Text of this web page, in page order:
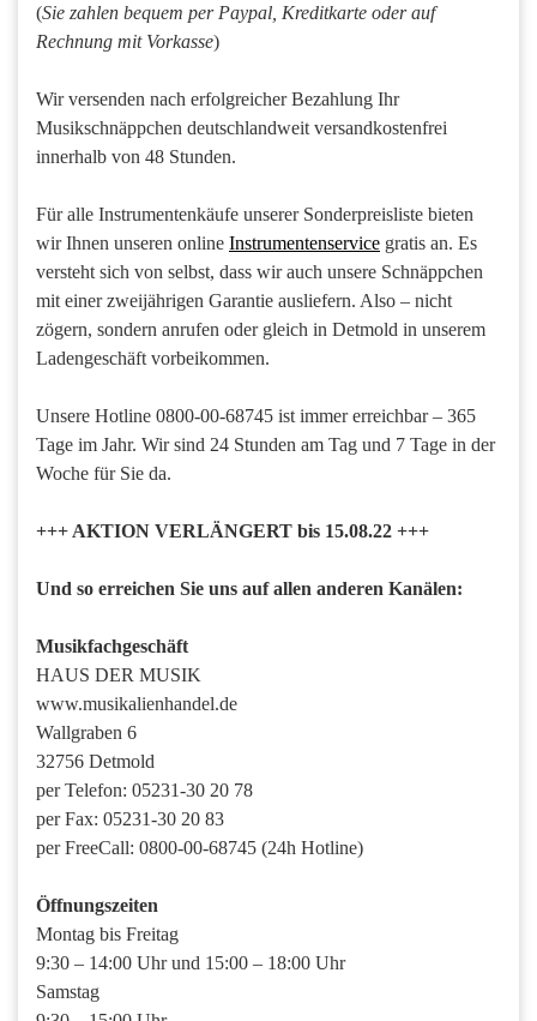
(Sie zahlen bequem per Paypal, Kreditkarte oder auf
Rechnung mit Vorkasse)
Wir versenden nach erfolgreicher Bezahlung Ihr
Musikschnäppchen deutschlandweit versandkostenfrei
innerhalb von 48 Stunden.
Für alle Instrumentenkäufe unserer Sonderpreisliste bieten
wir Ihnen unseren online Instrumentenservice gratis an. Es
versteht sich von selbst, dass wir auch unsere Schnäppchen
mit einer zweijährigen Garantie ausliefern. Also – nicht
zögern, sondern anrufen oder gleich in Detmold in unserem
Ladengeschäft vorbeikommen.
Unsere Hotline 0800-00-68745 ist immer erreichbar – 365
Tage im Jahr. Wir sind 24 Stunden am Tag und 7 Tage in der
Woche für Sie da.
+++ AKTION VERLÄNGERT bis 15.08.22 +++
Und so erreichen Sie uns auf allen anderen Kanälen:
Musikfachgeschäft
HAUS DER MUSIK
www.musikalienhandel.de
Wallgraben 6
32756 Detmold
per Telefon: 05231-30 20 78
per Fax: 05231-30 20 83
per FreeCall: 0800-00-68745 (24h Hotline)
Öffnungszeiten
Montag bis Freitag
9:30 – 14:00 Uhr und 15:00 – 18:00 Uhr
Samstag